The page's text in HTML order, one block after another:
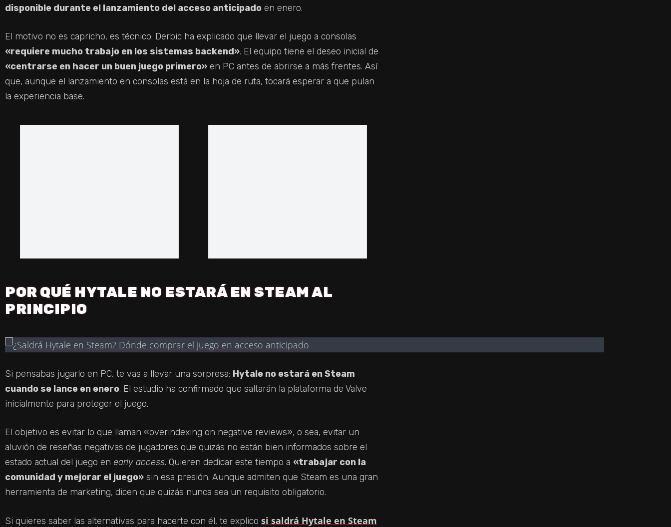
disponible durante el lanzamiento del acceso anticipado en enero.
El motivo no es capricho, es técnico. Derbic ha explicado que llevar el juego a consolas
«requiere mucho trabajo en los sistemas backend». El equipo tiene el deseo inicial de
«centrarse en hacer un buen juego primero» en PC antes de abrirse a más frentes. Así
que, aunque el lanzamiento en consolas está en la hoja de ruta, tocará esperar a que pulan
la experiencia base.
POR QUÉ HYTALE NO ESTARÁ EN STEAM AL
PRINCIPIO
Si pensabas jugarlo en PC, te vas a llevar una sorpresa: Hytale no estará en Steam
cuando se lance en enero. El estudio ha confirmado que saltarán la plataforma de Valve
inicialmente para proteger el juego.
El objetivo es evitar lo que llaman «overindexing on negative reviews», o sea, evitar un
aluvión de reseñas negativas de jugadores que quizás no están bien informados sobre el
estado actual del juego en early access. Quieren dedicar este tiempo a «trabajar con la
comunidad y mejorar el juego» sin esa presión. Aunque admiten que Steam es una gran
herramienta de marketing, dicen que quizás nunca sea un requisito obligatorio.
Si quieres saber las alternativas para hacerte con él, te explico si saldrá Hytale en Steam